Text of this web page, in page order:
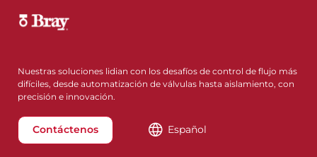
Nuestras soluciones lidian con los desafíos de control de flujo más
difíciles, desde automatización de válvulas hasta aislamiento, con
precisión e innovación.
Contáctenos Español